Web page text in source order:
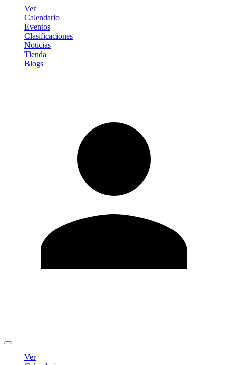
Ver
Calendario
Eventos
Clasificaciones
Noticias
Tienda
Blogs
Ver